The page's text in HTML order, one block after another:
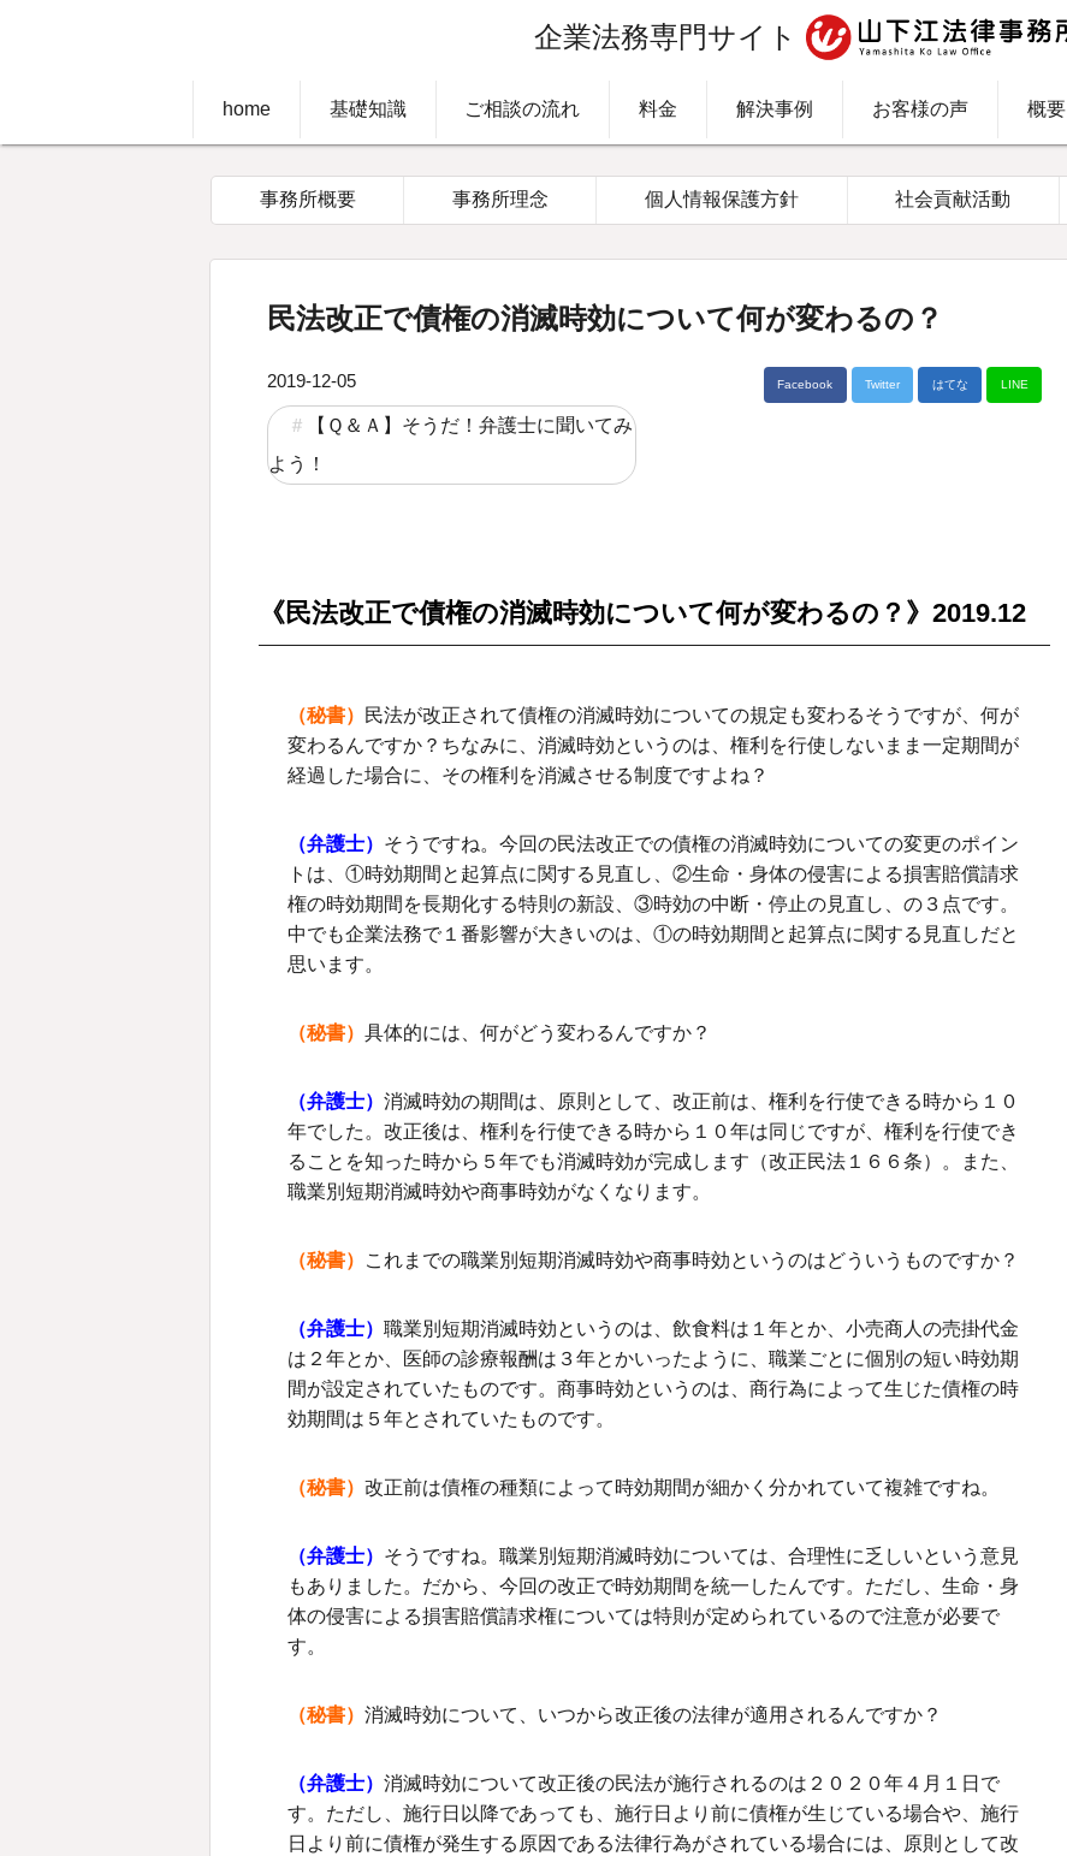
企業法務専門サイト
home 基礎知識 ご相談の流れ 料金 解決事例 お客様の声 概要
民法改正で債権の消滅時効について何が変わるの？
2019-12-05
【Ｑ＆Ａ】そうだ！弁護士に聞いてみ
よう！
Facebook Twitter はてな LINE
《民法改正で債権の消滅時効について何が変わるの？》 2019.12
（秘書）
民法が改正されて債権の消滅時効についての規定も変わるそうですが、何が
変わるんですか？ちなみに、消滅時効というのは、権利を行使しないまま一定期間が
経過した場合に、その権利を消滅させる制度ですよね？
（弁護士） そうですね。今回の民法改正での債権の消滅時効についての変更のポイン
トは、①時効期間と起算点に関する見直し、②生命・身体の侵害による損害賠償請求
権の時効期間を長期化する特則の新設、③時効の中断・停止の見直し、の３点です。
中でも企業法務で１番影響が大きいのは、①の時効期間と起算点に関する見直しだと
思います。
（秘書） 具体的には、何がどう変わるんですか？
（弁護士） 消滅時効の期間は、原則として、改正前は、権利を行使できる時から１０
年でした。改正後は、権利を行使できる時から１０年は同じですが、権利を行使でき
ることを知った時から５年でも消滅時効が完成します（改正民法１６６条）。また、
職業別短期消滅時効や商事時効がなくなります。
（秘書） これまでの職業別短期消滅時効や商事時効というのはどういうものですか？
（弁護士） 職業別短期消滅時効というのは、飲食料は１年とか、小売商人の売掛代金
は２年とか、医師の診療報酬は３年とかいったように、職業ごとに個別の短い時効期
間が設定されていたものです。商事時効というのは、商行為によって生じた債権の時
効期間は５年とされていたものです。
（秘書） 改正前は債権の種類によって時効期間が細かく分かれていて複雑ですね。
（弁護士） そうですね。職業別短期消滅時効については、合理性に乏しいという意見
もありました。だから、今回の改正で時効期間を統一したんです。ただし、生命・身
体の侵害による損害賠償請求権については特則が定められているので注意が必要で
す。
（秘書） 消滅時効について、いつから改正後の法律が適用されるんですか？
（弁護士） 消滅時効について改正後の民法が施行されるのは２０２０年４月１日で
す。ただし、施行日以降であっても、施行日より前に債権が生じている場合や、施行
日より前に債権が発生する原因である法律行為がされている場合には、原則として改
事務所概要 事務所理念 個人情報保護方針 社会貢献活動